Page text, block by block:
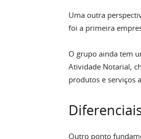
Uma outra
foi a primeira
O grupo ainda tem
Atividade Notarial,
produtos e serviços
Outro ponto